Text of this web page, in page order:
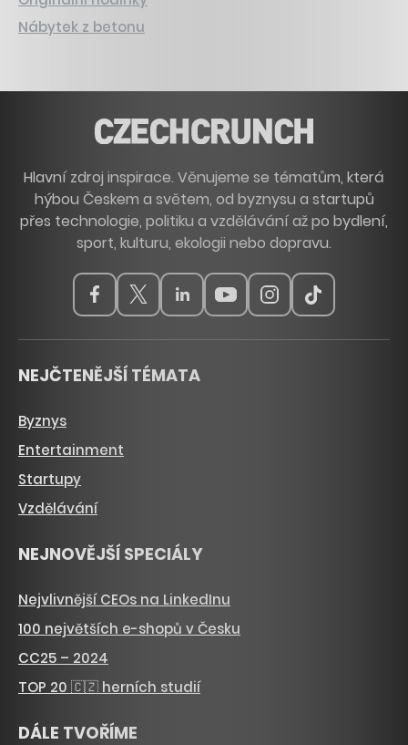
Nábytek z betonu
Hlavní zdroj inspirace. Věnujeme se tématům, která
hýbou Českem a světem, od byznysu a startupů
přes technologie, politiku a vzdělávání až po bydlení,
sport, kulturu, ekologii nebo dopravu.
NEJČTENĚJŠÍ TÉMATA
Byznys
Entertainment
Startupy
Vzdělávání
NEJNOVĚJŠÍ SPECIÁLY
Nejvlivnější CEOs na LinkedInu
100 největších e-shopů v Česku
CC25 – 2024
TOP 20 🇨🇿 herních studií
DÁLE TVOŘÍME